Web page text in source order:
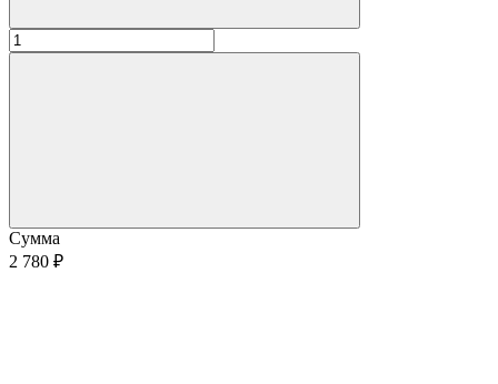
Сумма
2 780 ₽